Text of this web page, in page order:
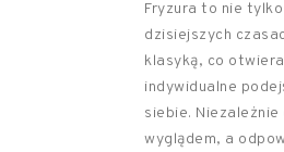
Fryzura to nie
dzisiejszych
klasyką, co
indywidualne
siebie.
wyglądem, a